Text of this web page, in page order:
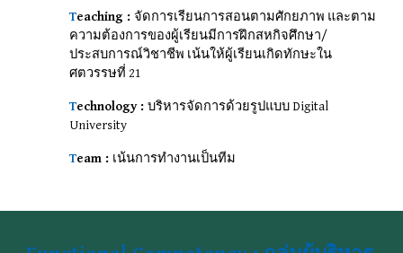
Teaching : จัดการเรียนการสอนตามศักยภาพ และตาม
ความต้องการของผู้เรียนมีการฝึกสหกิจศึกษา/
ประสบการณ์วิชาชีพ เน้นให้ผู้เรียนเกิดทักษะใน
ศตวรรษที่ 21
Technology :บริหารจัดการด้วยรูปแบบ Digital
University
Team : เน้นการทำงานเป็นทีม